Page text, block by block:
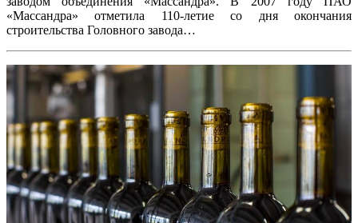
«Массандра» отметила 110-летие со дня окончания
строительства Головного завода…